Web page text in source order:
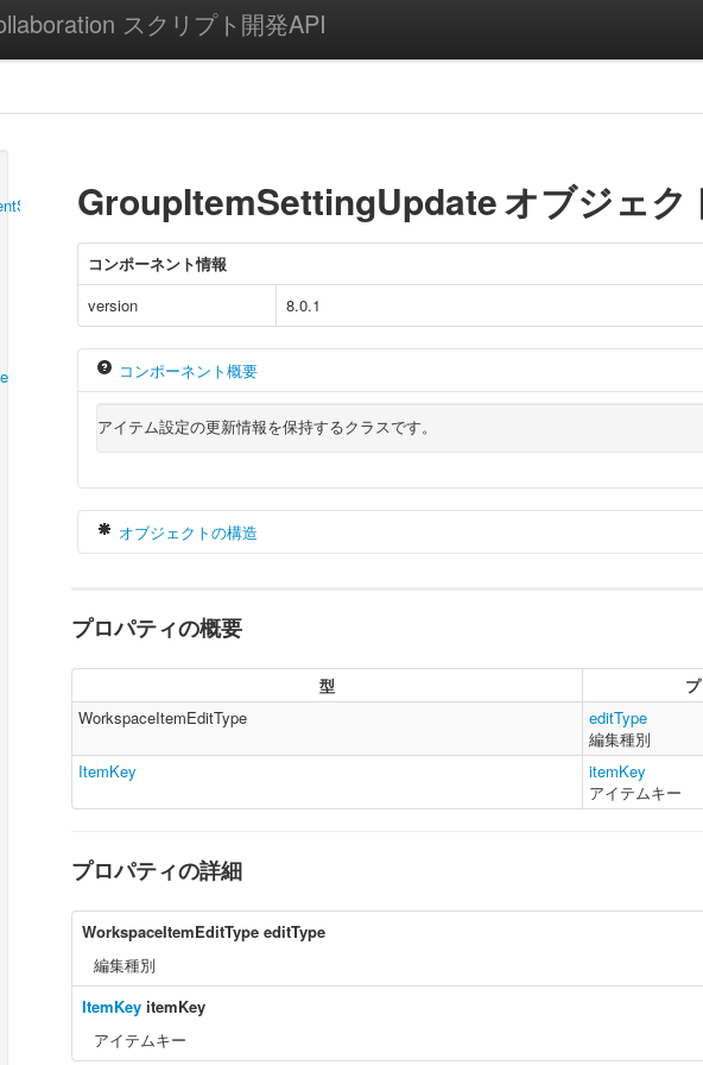
スクリプト開発API
GroupItemSettingUpdateオブジェク
コンポーネント情報
version
8.0.1
コンポーネント概要
アイテム設定の更新情報を保持するクラスです。
オブジェクトの構造
var groupItemSettingUpdate
    editType
    itemKey
: ItemKey // アイテムキー
プロパティの概要
型
WorkspaceItemEditType
editType
編集種別
ItemKey
itemKey
アイテムキー
プロパティの詳細
WorkspaceItemEditType editType
編集種別
ItemKey itemKey
アイテムキー